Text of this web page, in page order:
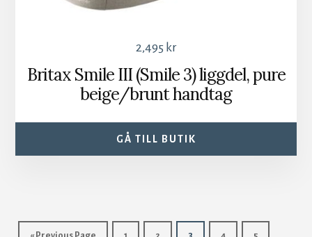
2,495 kr
Britax Smile III (Smile 3) liggdel, pure
beige/brunt handtag
GÅ TILL BUTIK